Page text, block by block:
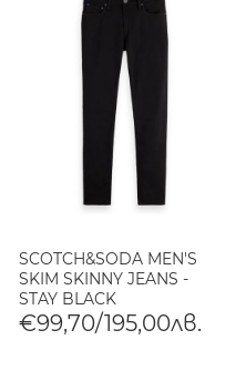
SCOTCH&SODA MEN'S
SKIM SKINNY JEANS -
STAY BLACK
€99,70/195,00лв.